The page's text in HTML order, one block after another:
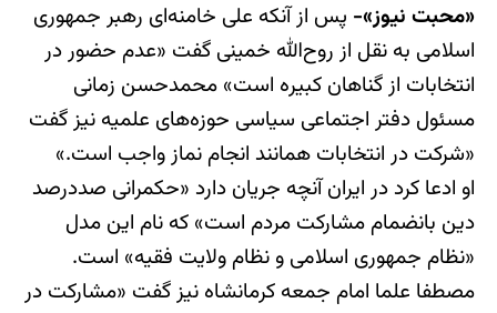
«محبت نیوز»- پس از آنکه علی خامنه‌ای رهبر جمهوری
اسلامی به نقل از روح‌الله خمینی گفت «عدم حضور در
انتخابات از گناهان کبیره است» محمدحسن زمانی
مسئول دفتر اجتماعی سیاسی حوزه‌های علمیه نیز گفت
«شرکت در انتخابات همانند انجام نماز واجب است.»
او ادعا کرد در ایران آنچه جریان دارد «حکمرانی صددرصد
دین بانضمام مشارکت مردم است» که نام این مدل
«نظام جمهوری اسلامی و نظام ولایت فقیه» است.
مصطفا علما امام جمعه کرمانشاه نیز گفت «مشارکت در